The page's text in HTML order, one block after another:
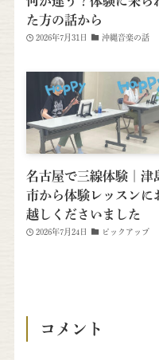
た方の話から
2026年7月31日 沖縄音楽の話
名古屋で三線体験｜津
市から体験レッスンに
越しくださいました
2026年7月24日 ピックアップ
コメント